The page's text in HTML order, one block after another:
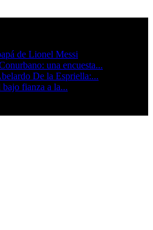
de Lionel Messi
una encuesta...
De la Espriella:...
fianza a la...